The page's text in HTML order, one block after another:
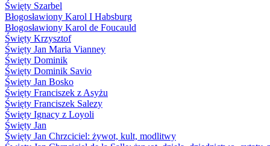
Święty Szarbel
Błogosławiony Karol I Habsburg
Błogosławiony Karol de Foucauld
Święty Krzysztof
Święty Jan Maria Vianney
Święty Dominik
Święty Dominik Savio
Święty Jan Bosko
Święty Franciszek z Asyżu
Święty Franciszek Salezy
Święty Ignacy z Loyoli
Święty Jan
Święty Jan Chrzciciel: żywot, kult, modlitwy